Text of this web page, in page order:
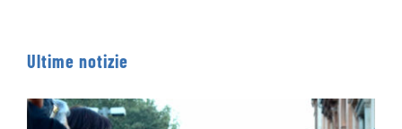
Ultime notizie